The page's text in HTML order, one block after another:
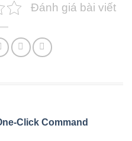
Đánh giá bài viết
Click Command